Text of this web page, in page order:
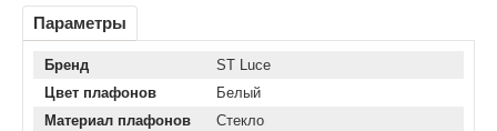
Параметры
Бренд
ST Luce
Цвет плафонов
Белый
Материал плафонов
Стекло